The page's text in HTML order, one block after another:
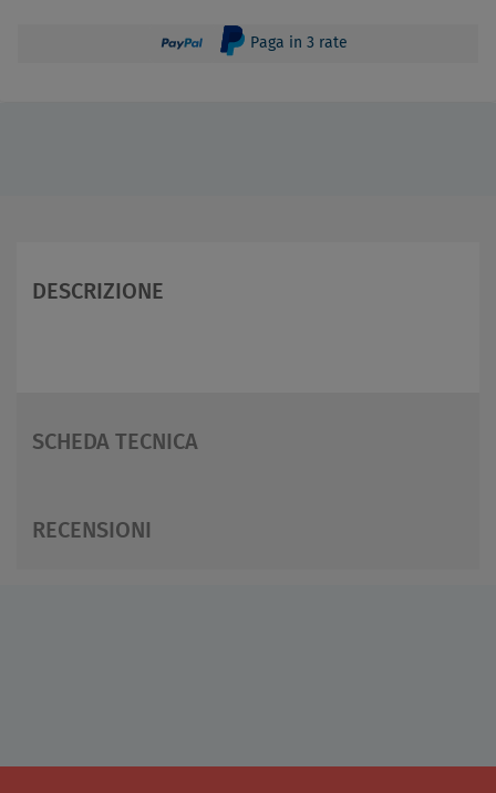
Paga in 3 rate
DESCRIZIONE
SCHEDA TECNICA
RECENSIONI